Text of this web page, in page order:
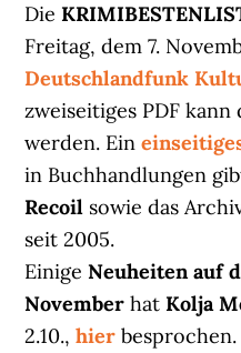
Die
Freitag, dem 7.
Deutschlandfunk
zweiseitiges PDF
werden. Ein
in Buchhandlungen
Recoil sowie das
seit 2005.
EinigeNeuheiten auf
NovemberhatKolja
2.10.,hier besprochen.